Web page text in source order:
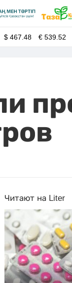
$467.48 €539.52
Читают на Liter